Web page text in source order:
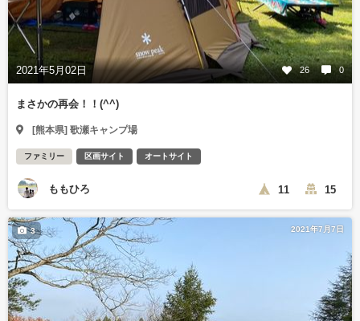
2021年5月02日 26 0
まさかの再会！！(^^)
[熊本県] 歌瀬キャンプ場
ファミリー 区画サイト オートサイト
ももひろ 11 15
2021年7月7日
3